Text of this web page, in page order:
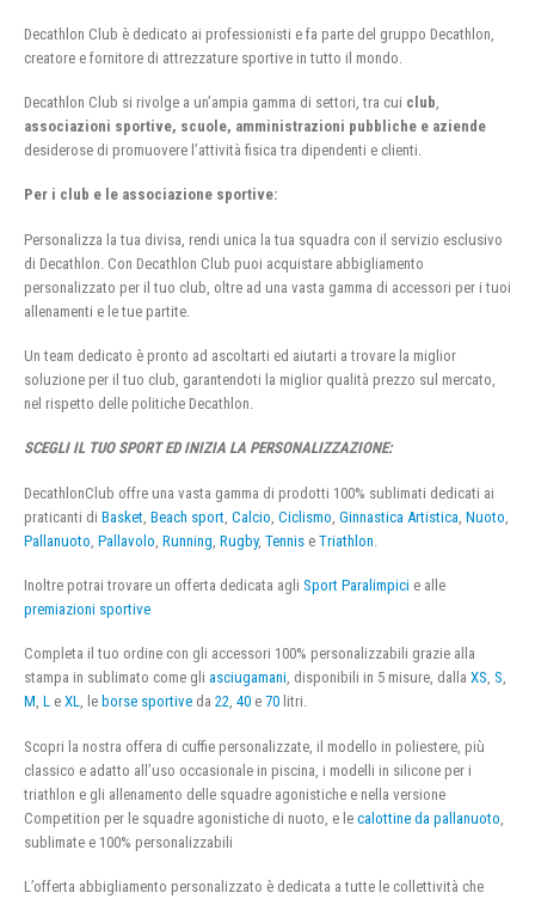
Decathlon Club è dedicato ai professionisti e fa parte del gruppo Decathlon,
creatore e fornitore di attrezzature sportive in tutto il mondo.
Decathlon Club si rivolge a un’ampia gamma di settori, tra cui club
associazioni sportive, scuole, amministrazioni pubbliche e aziende
desiderose di promuovere l’attività fisica tra dipendenti e clienti.
Per i club e le associazione sportive:
Personalizza la tua divisa, rendi unica la tua squadra con il servizio esclusivo
di Decathlon. Con Decathlon Club puoi acquistare abbigliamento
personalizzato per il tuo club, oltre ad una vasta gamma di accessori per i tuoi
allenamenti e le tue partite.
Un team dedicato è pronto ad ascoltarti ed aiutarti a trovare la miglior
soluzione per il tuo club, garantendoti la miglior qualità prezzo sul mercato,
nel rispetto delle politiche Decathlon.
SCEGLI IL TUO SPORT ED INIZIA LA PERSONALIZZAZIONE:
DecathlonClub offre una vasta gamma di prodotti 100% sublimati dedicati ai
praticanti di Basket Beach sport Calcio Ciclismo Ginnastica Artistica Nuoto
Pallanuoto Pallavolo Running Rugby, Tennis e Triathlon
Inoltre potrai trovare un offerta dedicata agli Sport Paralimpici e alle
premiazioni sportive
Completa il tuo ordine con gli accessori 100% personalizzabili grazie alla
stampa in sublimato come gli asciugamani, disponibili in 5 misure, dalla XS, S,
M, L e XL, le borse sportive da 22, 40 e 70 litri.
Scopri la nostra offera di cuffie personalizzate, il modello in poliestere, più
classico e adatto all’uso occasionale in piscina, i modelli in silicone per i
triathlon e gli allenamento delle squadre agonistiche e nella versione
Competition per le squadre agonistiche di nuoto, e le calottine da pallanuoto
sublimate e 100% personalizzabili
L’offerta abbigliamento personalizzato è dedicata a tutte le collettività che